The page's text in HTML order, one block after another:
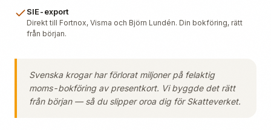
SIE-export
Direkt till Fortnox, Visma och Björn Lundén. Din bokföring, rätt
från början.
Svenska krogar har förlorat miljoner på felaktig
moms-bokföring av presentkort. Vi byggde det rätt
från början — så du slipper oroa dig för Skatteverket.